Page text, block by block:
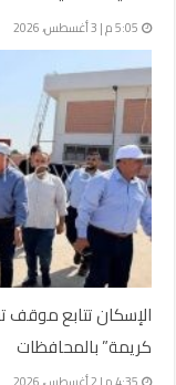
5:05 م | 3 أغسطس، 2026
الإسكان تتابع موقف
كريمة” بالمحافظات